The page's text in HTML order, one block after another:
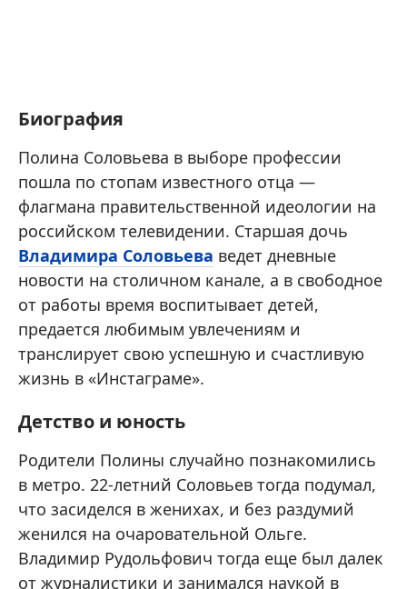
Биография
Полина Соловьева в выборе профессии
пошла по стопам известного отца —
флагмана правительственной идеологии на
российском телевидении. Старшая дочь
Владимира Соловьева ведет дневные
новости на столичном канале, а в свободное
от работы время воспитывает детей,
предается любимым увлечениям и
транслирует свою успешную и счастливую
жизнь в «Инстаграме».
Детство и юность
Родители Полины случайно познакомились
в метро. 22-летний Соловьев тогда подумал,
что засиделся в женихах, и без раздумий
женился на очаровательной Ольге.
Владимир Рудольфович тогда еще был далек
от журналистики и занимался наукой в